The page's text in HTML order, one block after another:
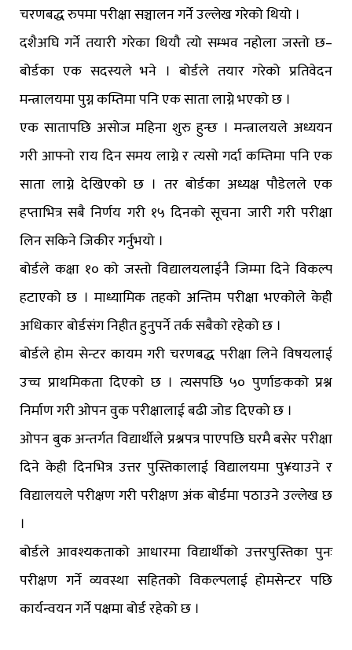
चरणबद्ध रुपमा परीक्षा सञ्चालन गर्ने उल्लेख गरेको थियो ।
दशैअघि गर्ने तयारी गरेका थियौ त्यो सम्भव नहोला जस्तो छ–
बोर्डका एक सदस्यले भने । बोर्डले तयार गरेको प्रतिवेदन
मन्त्रालयमा पुग्न कम्तिमा पनि एक साता लाग्ने भएको छ ।
एक सातापछि असोज महिना शुरु हुन्छ । मन्त्रालयले अध्ययन
गरी आफ्नो राय दिन समय लाग्ने र त्यसो गर्दा कम्तिमा पनि एक
साता लाग्ने देखिएको छ । तर बोर्डका अध्यक्ष पौडेलले एक
हप्ताभित्र सबै निर्णय गरी १५ दिनको सूचना जारी गरी परीक्षा
लिन सकिने जिकीर गर्नुभयो ।
बोर्डले कक्षा १० को जस्तो विद्यालयलाईनै जिम्मा दिने विकल्प
हटाएको छ । माध्यामिक तहको अन्तिम परीक्षा भएकोले केही
अधिकार बोर्डसंग निहीत हुनुपर्ने तर्क सबैको रहेको छ ।
बोर्डले होम सेन्टर कायम गरी चरणबद्ध परीक्षा लिने विषयलाई
उच्च प्राथमिकता दिएको छ । त्यसपछि ५० पुर्णाङकको प्रश्न
निर्माण गरी ओपन वुक परीक्षालाई बढी जोड दिएको छ ।
ओपन बुक अन्तर्गत विद्यार्थीले प्रश्नपत्र पाएपछि घरमै बसेर परीक्षा
दिने केही दिनभित्र उत्तर पुस्तिकालाई विद्यालयमा पु¥याउने र
विद्यालयले परीक्षण गरी परीक्षण अंक बोर्डमा पठाउने उल्लेख छ
।
बोर्डले आवश्यकताको आधारमा विद्यार्थीको उत्तरपुस्तिका पुनः
परीक्षण गर्ने व्यवस्था सहितको विकल्पलाई होमसेन्टर पछि
कार्यन्वयन गर्ने पक्षमा बोर्ड रहेको छ ।